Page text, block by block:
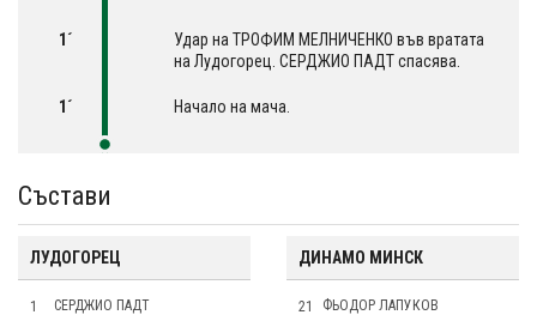
1´
Удар на ТРОФИМ МЕЛНИЧЕНКО във вратата
на Лудогорец. СЕРДЖИО ПАДТ спасява.
1´ Начало на мача.
Състави
ЛУДОГОРЕЦ
1 СЕРДЖИО ПАДТ
ДИНАМО МИНСК
21 ФЬОДОР ЛАПУКОВ